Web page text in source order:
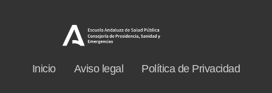
Inicio Aviso legal Política de Privacidad